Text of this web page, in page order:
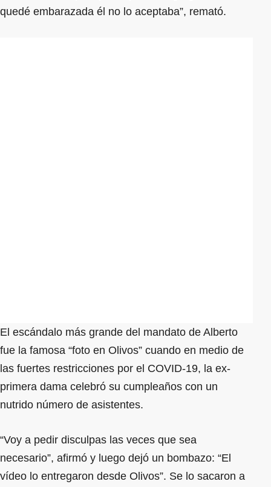
quedé embarazada él no lo aceptaba”, remató.
El escándalo más grande del mandato de Alberto
fue la famosa “foto en Olivos” cuando en medio de
las fuertes restricciones por el COVID-19, la ex-
primera dama celebró su cumpleaños con un
nutrido número de asistentes.
“Voy a pedir disculpas las veces que sea
necesario”, afirmó y luego dejó un bombazo: “El
vídeo lo entregaron desde Olivos”. Se lo sacaron a